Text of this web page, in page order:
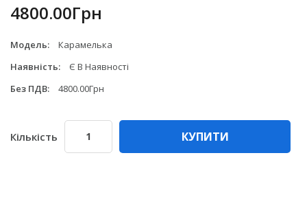
4800.00Грн
Модель:
Карамелька
Наявність:
Є В Наявності
Без ПДВ:
4800.00Грн
Кількість КУПИТИ